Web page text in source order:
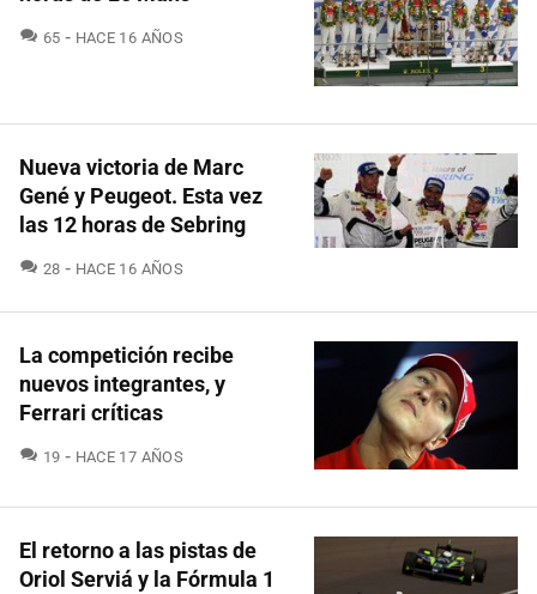
65 COMENTARIOS
HACE 16 AÑOS
Nueva victoria de Marc
Gené y Peugeot. Esta vez
las 12 horas de Sebring
28 COMENTARIOS
HACE 16 AÑOS
La competición recibe
nuevos integrantes, y
Ferrari críticas
19 COMENTARIOS
HACE 17 AÑOS
El retorno a las pistas de
Oriol Serviá y la Fórmula 1